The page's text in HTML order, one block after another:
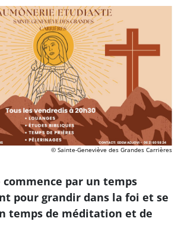
© Sainte-Geneviève des Grandes Carrières
commence par un temps
pour grandir dans la foi et se
temps de méditation et de